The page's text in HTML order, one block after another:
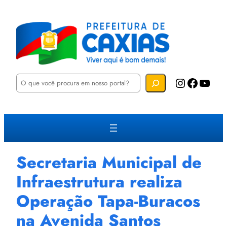
P
u
a
Instagram Facebook YouTube
Secretaria Municipal de
Infraestrutura realiza
Operação Tapa-Buracos
na Avenida Santos